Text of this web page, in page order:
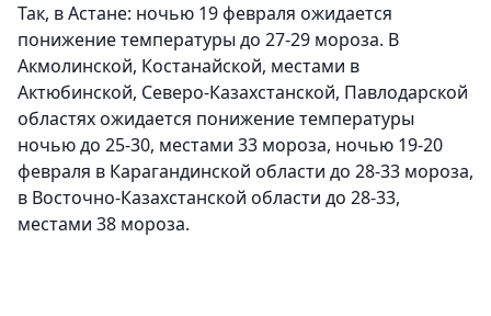
Так, в Астане: ночью 19 февраля ожидается
понижение температуры до 27-29 мороза. В
Акмолинской, Костанайской, местами в
Актюбинской, Северо-Казахстанской, Павлодарской
областях ожидается понижение температуры
ночью до 25-30, местами 33 мороза, ночью 19-20
февраля в Карагандинской области до 28-33 мороза,
в Восточно-Казахстанской области до 28-33,
местами 38 мороза.